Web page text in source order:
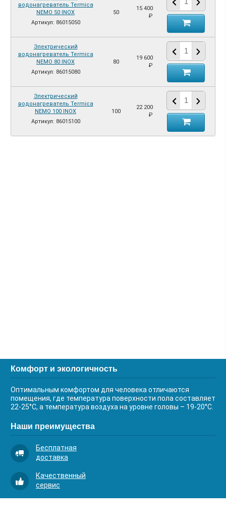
водонагреватель Termica
NEMO 50 INOX
Артикул: 86015050
50
15 400
₽
Электрический
водонагреватель Termica
NEMO 80 INOX
Артикул: 86015080
80
19 600
₽
Электрический
водонагреватель Termica
NEMO 100 INOX
Артикул: 86015100
100
22 200
₽
Комфорт и экологичность
Оптимальным комфортом для человека отличаются
помещения, где температура поверхности пола составляет
22-25°С, а температура воздуха на уровне головы – 19-20°С.
Наши преимущества
Бесплатная
доставка
Качественный
сервис